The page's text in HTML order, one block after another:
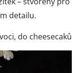
detailu.
do cheesecaků